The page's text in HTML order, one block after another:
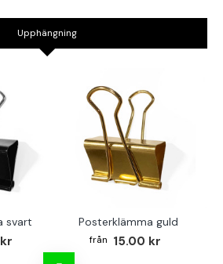
Upphängning
svart Posterklämma guld
15.00 kr